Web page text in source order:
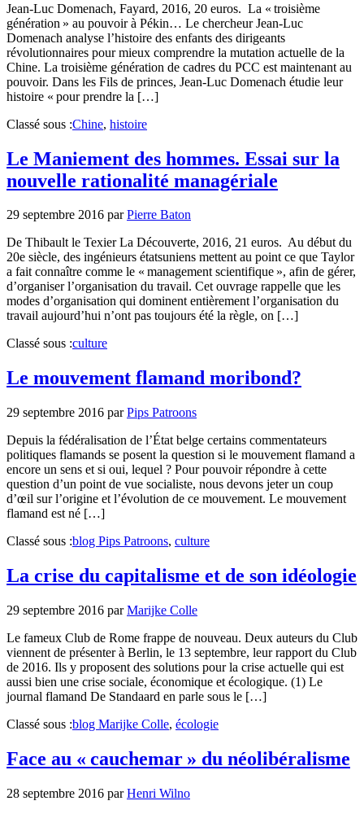
Jean-Luc Domenach, Fayard, 2016, 20 euros. La « troisième
génération » au pouvoir à Pékin… Le chercheur Jean-Luc
Domenach analyse l’histoire des enfants des dirigeants
révolutionnaires pour mieux comprendre la mutation actuelle de la
Chine. La troisième génération de cadres du PCC est maintenant au
pouvoir. Dans les Fils de princes, Jean-Luc Domenach étudie leur
histoire « pour prendre la […]
Classé sous :Chine, histoire
Le Maniement des hommes. Essai sur la
nouvelle rationalité managériale
29 septembre 2016 parPierre Baton
De Thibault le Texier La Découverte, 2016, 21 euros. Au début du
20e siècle, des ingénieurs étatsuniens mettent au point ce que Taylor
a fait connaître comme le « management scientifique », afin de gérer,
d’organiser l’organisation du travail. Cet ouvrage rappelle que les
modes d’organisation qui dominent entièrement l’organisation du
travail aujourd’hui n’ont pas toujours été la règle, on […]
Classé sous :culture
Le mouvement flamand moribond?
29 septembre 2016 parPips Patroons
Depuis la fédéralisation de l’État belge certains commentateurs
politiques flamands se posent la question si le mouvement flamand a
encore un sens et si oui, lequel ? Pour pouvoir répondre à cette
question d’un point de vue socialiste, nous devons jeter un coup
d’œil sur l’origine et l’évolution de ce mouvement. Le mouvement
flamand est né […]
Classé sous :blog Pips Patroons, culture
La crise du capitalisme et de son idéologie
29 septembre 2016 parMarijke Colle
Le fameux Club de Rome frappe de nouveau. Deux auteurs du Club
viennent de présenter à Berlin, le 13 septembre, leur rapport du Club
de 2016. Ils y proposent des solutions pour la crise actuelle qui est
aussi bien une crise sociale, économique et écologique. (1) Le
journal flamand De Standaard en parle sous le […]
Classé sous :blog Marijke Colle, écologie
Face au « cauchemar » du néolibéralisme
28 septembre 2016 parHenri Wilno